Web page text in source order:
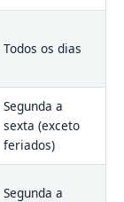
Todos os dias
Segunda a
sexta (exceto
feriados)
Segunda a